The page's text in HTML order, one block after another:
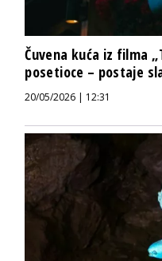
Čuvena kuća iz filma
posetioce – postaje
20/05/2026 | 12:31